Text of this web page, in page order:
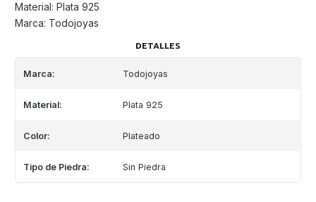
Material: Plata 925
Marca: Todojoyas
DETALLES
Marca: Todojoyas
Material: Plata 925
Color: Plateado
Tipo de Piedra: Sin Piedra